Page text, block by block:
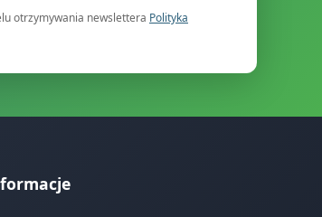
otrzymywania newslettera Polityka